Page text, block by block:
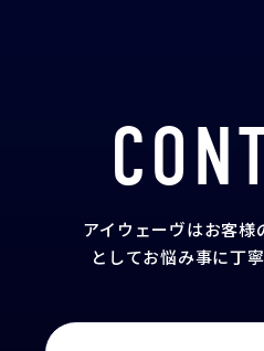
アイウェーヴはお客様
としてお悩み事に丁